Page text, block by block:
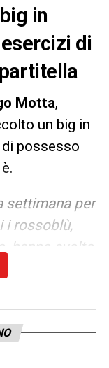
in
di
Motta,
un big in
possesso
settimana per
i rossoblù,
hanno svolto
partitella a
per